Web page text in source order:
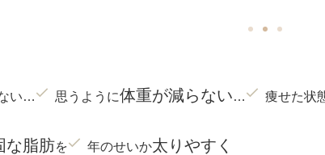
い… 思うように体重が減らない… 痩せた状
な脂肪を
年のせいか太りやすく